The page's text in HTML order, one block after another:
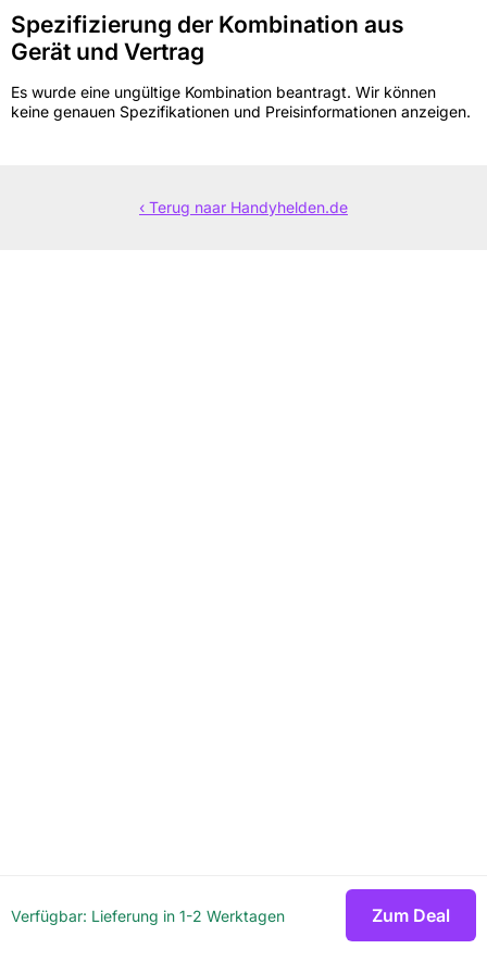
Spezifizierung der Kombination aus
Gerät und Vertrag
Es wurde eine ungültige Kombination beantragt. Wir können
keine genauen Spezifikationen und Preisinformationen anzeigen.
‹ Terug naar Handyhelden.de
Verfügbar: Lieferung in 1-2 Werktagen Zum Deal